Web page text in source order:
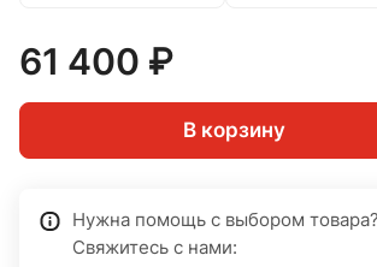
61 400 ₽
В корзину
Нужна помощь с выбором товара?
Свяжитесь с нами: